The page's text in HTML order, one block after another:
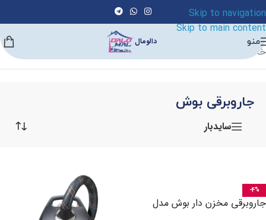
Skip to navigation
Skip to main content
منو دالومال
خانه جارو برقی/جاروبرقی بوش
جاروبرقی بوش
سایدبار
-4%
جاروبرقی مخزن دار بوش مدل